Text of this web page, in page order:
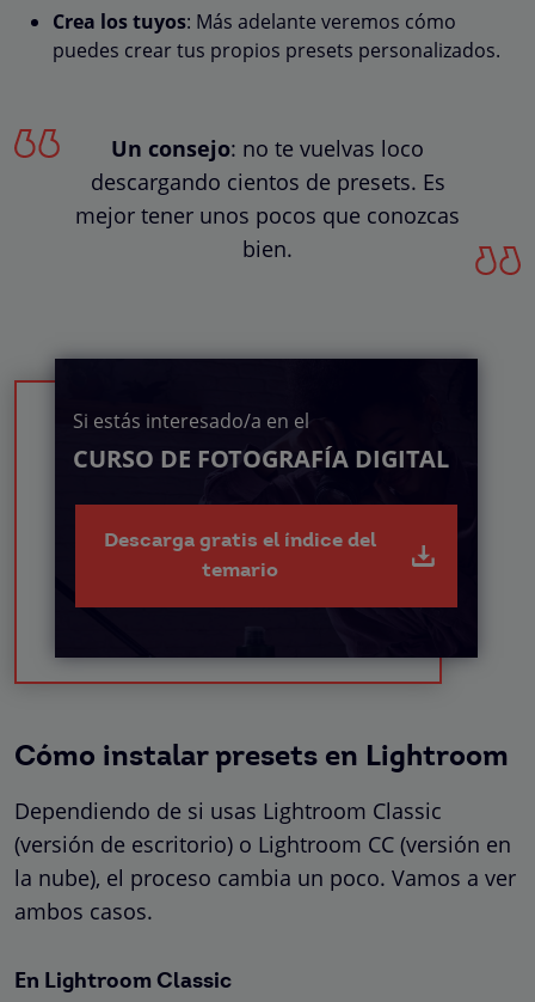
Crea los tuyos: Más adelante veremos cómo
puedes crear tus propios presets personalizados.
Un consejo: no te vuelvas loco
descargando cientos de presets. Es
mejor tener unos pocos que conozcas
bien.
Si estás interesado/a en el
CURSO DE FOTOGRAFÍA DIGITAL
Descarga gratis el índice del
temario
Cómo instalar presets en Lightroom
Dependiendo de si usas Lightroom Classic
(versión de escritorio) o Lightroom CC (versión en
la nube), el proceso cambia un poco. Vamos a ver
ambos casos.
En Lightroom Classic